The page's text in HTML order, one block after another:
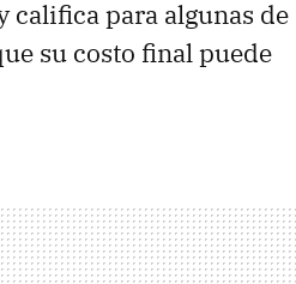
califica para algunas de
su costo final puede